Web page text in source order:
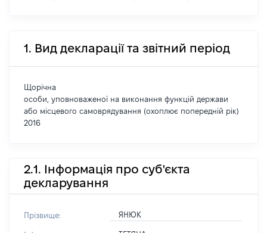
1. Вид декларації та звітний період
Щорічна
особи, уповноваженої на виконання функцій держави
або місцевого самоврядування (охоплює попередній рік)
2016
2.1. Інформація про суб'єкта
декларування
Прізвище: ЯНЮК